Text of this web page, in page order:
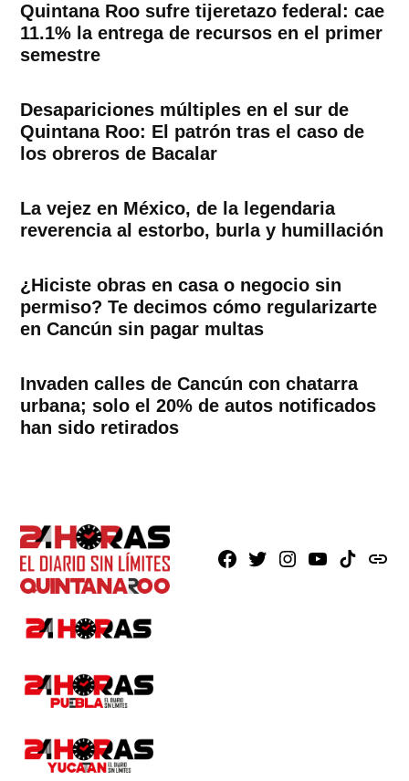
Quintana Roo sufre tijeretazo federal: cae
11.1% la entrega de recursos en el primer
semestre
Desapariciones múltiples en el sur de
Quintana Roo: El patrón tras el caso de
los obreros de Bacalar
La vejez en México, de la legendaria
reverencia al estorbo, burla y humillación
¿Hiciste obras en casa o negocio sin
permiso? Te decimos cómo regularizarte
en Cancún sin pagar multas
Invaden calles de Cancún con chatarra
urbana; solo el 20% de autos notificados
han sido retirados
Facebook
X Instagram
YoutubeTikTokissuu